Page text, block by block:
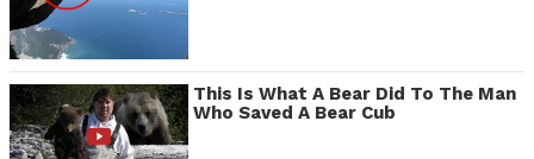
This Is What A Bear Did To The Man
Who Saved A Bear Cub